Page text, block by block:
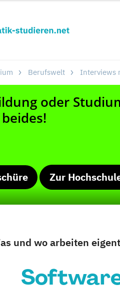
Berufswelt Interviews
Zur
und wo arbeiten